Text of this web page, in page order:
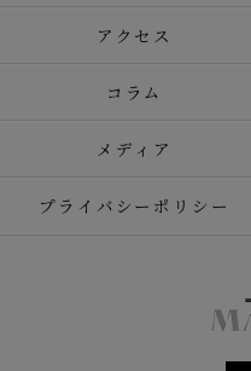
アクセス
コラム
メディア
プライバシーポリシー